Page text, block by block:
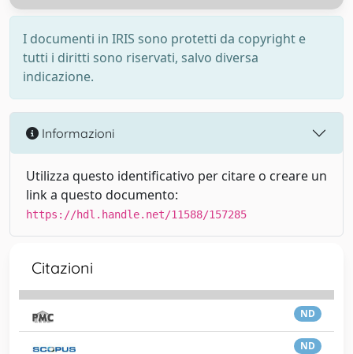
I documenti in IRIS sono protetti da copyright e
tutti i diritti sono riservati, salvo diversa
indicazione.
Informazioni
Utilizza questo identificativo per citare o creare un
link a questo documento:
https://hdl.handle.net/11588/157285
Citazioni
ND
ND